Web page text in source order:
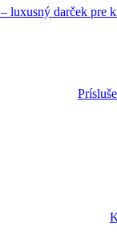
luxusný darček pre